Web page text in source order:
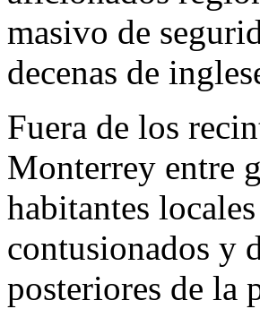
masivo de
decenas de
Fuera de los
Monterrey entre
habitantes
contusionados y
posteriores de la